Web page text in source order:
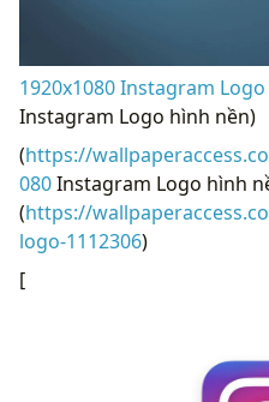
1920x1080 Instagram
Instagram Logo hình nền)
(https://
080Instagram Logo hình
(https://
logo-1112306)
[